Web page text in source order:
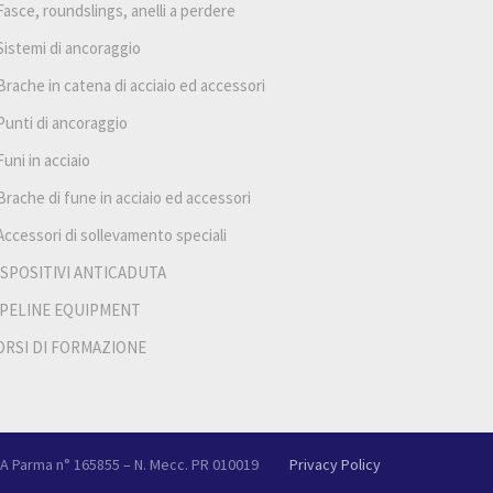
roundslings, anelli a perdere
di ancoraggio
in catena di acciaio ed accessori
di ancoraggio
in acciaio
di fune in acciaio ed accessori
di sollevamento speciali
ANTICADUTA
EQUIPMENT
DI FORMAZIONE
n° 165855 – N. Mecc. PR 010019 Privacy Policy